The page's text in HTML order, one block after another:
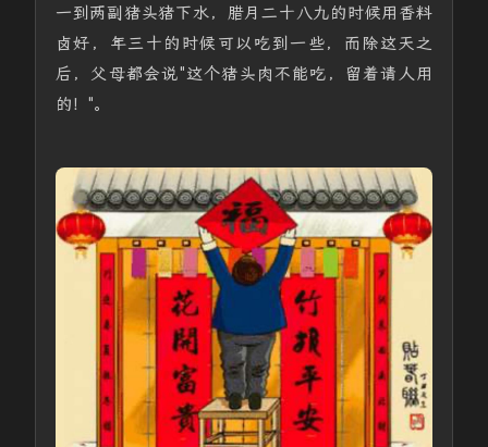
一到两副猪头猪下水，腊月二十八九的时候用香料
卤好，年三十的时候可以吃到一些，而除这天之
后，父母都会说"这个猪头肉不能吃，留着请人用
的！"。